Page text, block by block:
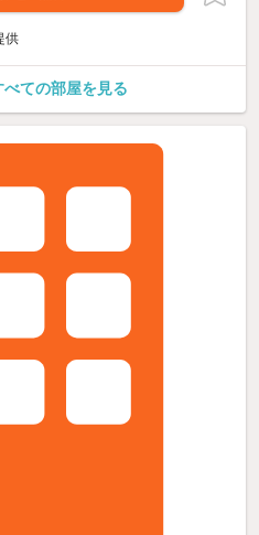
供
ての部屋を見る